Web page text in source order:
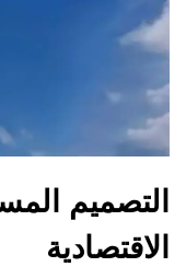
التصميم
الاقتصادية